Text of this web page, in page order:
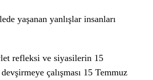
yaşanan yanlışlar insanları
refleksi ve siyasilerin 15
çalışması 15 Temmuz